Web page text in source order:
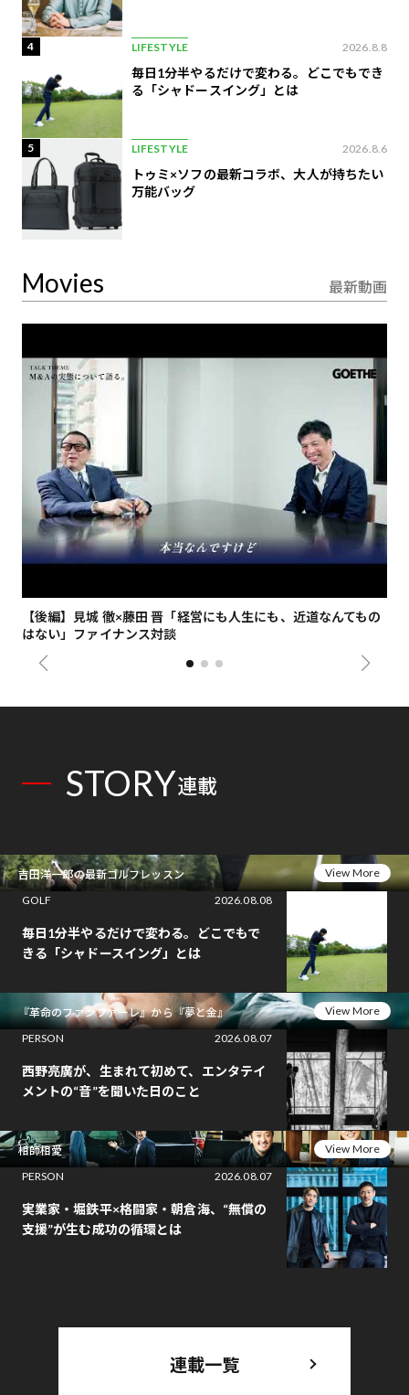
4 LIFESTYLE 2026.8.8
毎日1分半やるだけで変わる。どこでもでき
る「シャドースイング」とは
5 LIFESTYLE 2026.8.6
トゥミ×ソフの最新コラボ、大人が持ちたい
万能バッグ
Movies 最新動画
【後編】見城 徹×藤田 晋「経営にも人生にも、近道なんてもの
はない」ファイナンス対談
STORY連載
吉田洋一郎の最新ゴルフレッスン
View More
GOLF
2026.08.08
毎日1分半やるだけで変わる。どこでもで
きる「シャドースイング」とは
『革命のファンファーレ』から『夢と金』
View More
PERSON
2026.08.07
西野亮廣が、生まれて初めて、エンタテイ
メントの“音”を聞いた日のこと
相師相愛
View More
PERSON
2026.08.07
実業家・堀鉄平×格闘家・朝倉海、“無償の
支援”が生む成功の循環とは
連載一覧